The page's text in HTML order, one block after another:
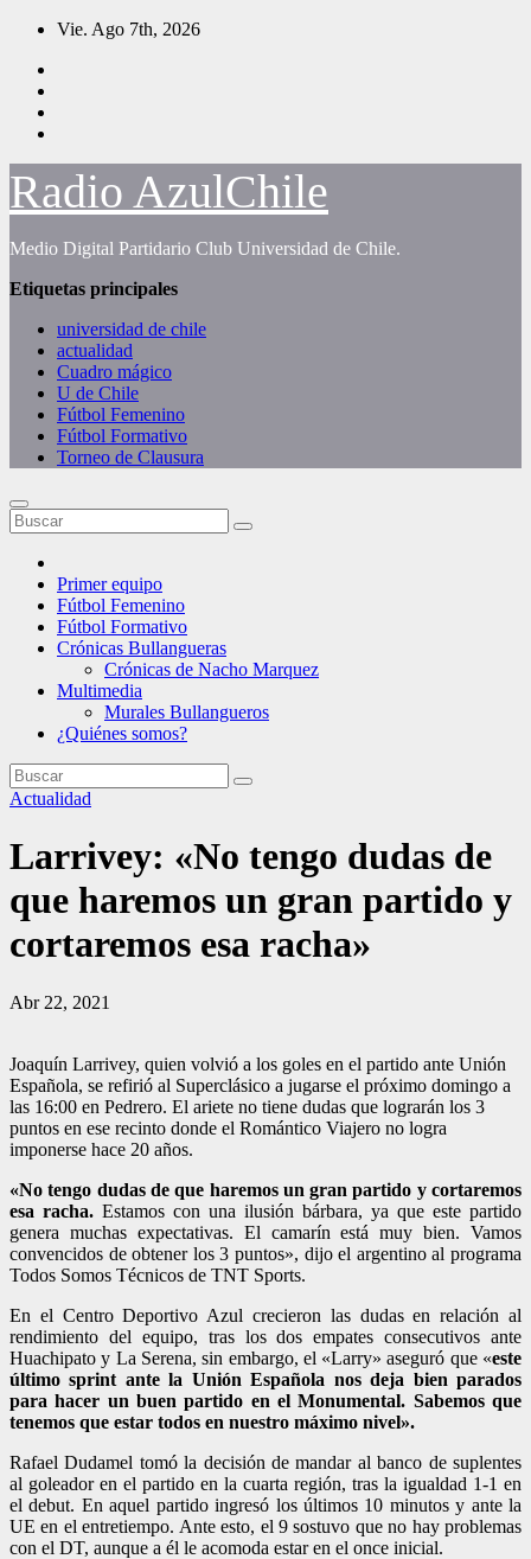
Saltar
contenido
Vie. Ago 7th, 2026
Radio AzulChile
Medio Digital Partidario Club Universidad de Chile.
Etiquetas principales
universidad de chile
actualidad
Cuadro mágico
U de Chile
Fútbol Femenino
Fútbol Formativo
Torneo de Clausura
Primer equipo
Fútbol Femenino
Fútbol Formativo
Crónicas Bullangueras
Crónicas de Nacho Marquez
Multimedia
Murales Bullangueros
¿Quiénes somos?
Actualidad
Larrivey: «No tengo dudas de
que haremos un gran partido y
cortaremos esa racha»
Abr 22, 2021
Joaquín Larrivey, quien volvió a los goles en el partido ante Unión
Española, se refirió al Superclásico a jugarse el próximo domingo a
las 16:00 en Pedrero. El ariete no tiene dudas que lograrán los 3
puntos en ese recinto donde el Romántico Viajero no logra
imponerse hace 20 años.
«No tengo dudas de que haremos un gran partido y cortaremos
esa racha. Estamos con una ilusión bárbara, ya que este partido
genera muchas expectativas. El camarín está muy bien. Vamos
convencidos de obtener los 3 puntos», dijo el argentino al programa
Todos Somos Técnicos de TNT Sports.
En el Centro Deportivo Azul crecieron las dudas en relación al
rendimiento del equipo, tras los dos empates consecutivos ante
Huachipato y La Serena, sin embargo, el «Larry» aseguró que «este
último sprint ante la Unión Española nos deja bien parados
para hacer un buen partido en el Monumental. Sabemos que
tenemos que estar todos en nuestro máximo nivel».
Rafael Dudamel tomó la decisión de mandar al banco de suplentes
al goleador en el partido en la cuarta región, tras la igualdad 1-1 en
el debut. En aquel partido ingresó los últimos 10 minutos y ante la
UE en el entretiempo. Ante esto, el 9 sostuvo que no hay problemas
con el DT, aunque a él le acomoda estar en el once inicial.